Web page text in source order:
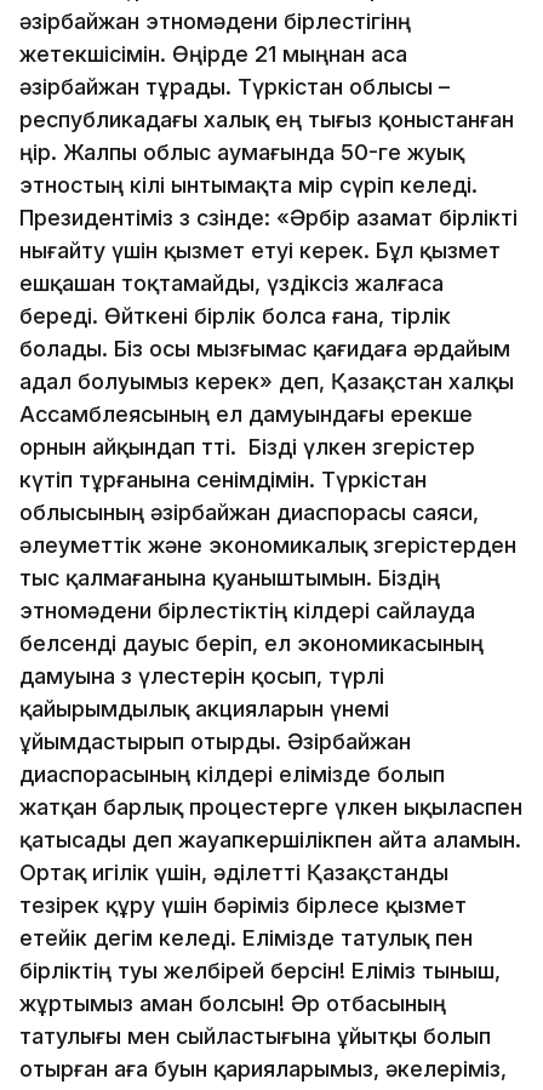
әзірбайжан этномәдени бірлестігінң
жетекшісімін. Өңірде 21 мыңнан аса
әзірбайжан тұрады. Түркістан облысы –
республикадағы халық ең тығыз қоныстанған
өңір. Жалпы облыс аумағында 50-ге жуық
этностың өкілі ынтымақта өмір сүріп келеді.
Президентіміз өз сөзінде: «Әрбір азамат бірлікті
нығайту үшін қызмет етуі керек. Бұл қызмет
ешқашан тоқтамайды, үздіксіз жалғаса
береді. Өйткені бірлік болса ғана, тірлік
болады. Біз осы мызғымас қағидаға әрдайым
адал болуымыз керек» деп, Қазақстан халқы
Ассамблеясының ел дамуындағы ерекше
орнын айқындап өтті. Бізді үлкен өзгерістер
күтіп тұрғанына сенімдімін. Түркістан
облысының әзірбайжан диаспорасы саяси,
әлеуметтік және экономикалық өзгерістерден
тыс қалмағанына қуаныштымын. Біздің
этномәдени бірлестіктің өкілдері сайлауда
белсенді дауыс беріп, ел экономикасының
дамуына өз үлестерін қосып, түрлі
қайырымдылық акцияларын үнемі
ұйымдастырып отырды. Әзірбайжан
диаспорасының өкілдері елімізде болып
жатқан барлық процестерге үлкен ықыласпен
қатысады деп жауапкершілікпен айта аламын.
Ортақ игілік үшін, әділетті Қазақстанды
тезірек құру үшін бәріміз бірлесе қызмет
етейік дегім келеді. Елімізде татулық пен
бірліктің туы желбірей берсін! Еліміз тыныш,
жұртымыз аман болсын! Әр отбасының
татулығы мен сыйластығына ұйытқы болып
отырған аға буын қарияларымыз, әкелеріміз,